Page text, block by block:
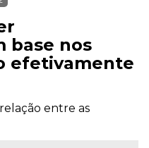
base nos
efetivamente
entre as